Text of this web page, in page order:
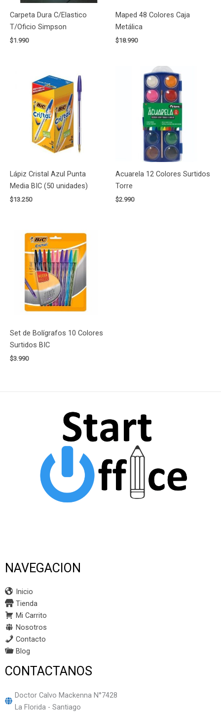
Carpeta Dura C/Elastico
T/Oficio Simpson
$1.990
Maped 48 Colores Caja
Metálica
$18.990
Lápiz Cristal Azul Punta
Media BIC (50 unidades)
$13.250
Acuarela 12 Colores Surtidos
Torre
$2.990
Set de Bolígrafos 10 Colores
Surtidos BIC
$3.990
NAVEGACION
Inicio
Tienda
Mi Carrito
Nosotros
Contacto
Blog
CONTACTANOS
Doctor Calvo Mackenna N°7428
La Florida - Santiago